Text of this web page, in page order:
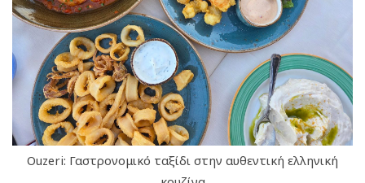
Ouzeri: Γαστρονομικό ταξίδι στην αυθεντική ελληνική